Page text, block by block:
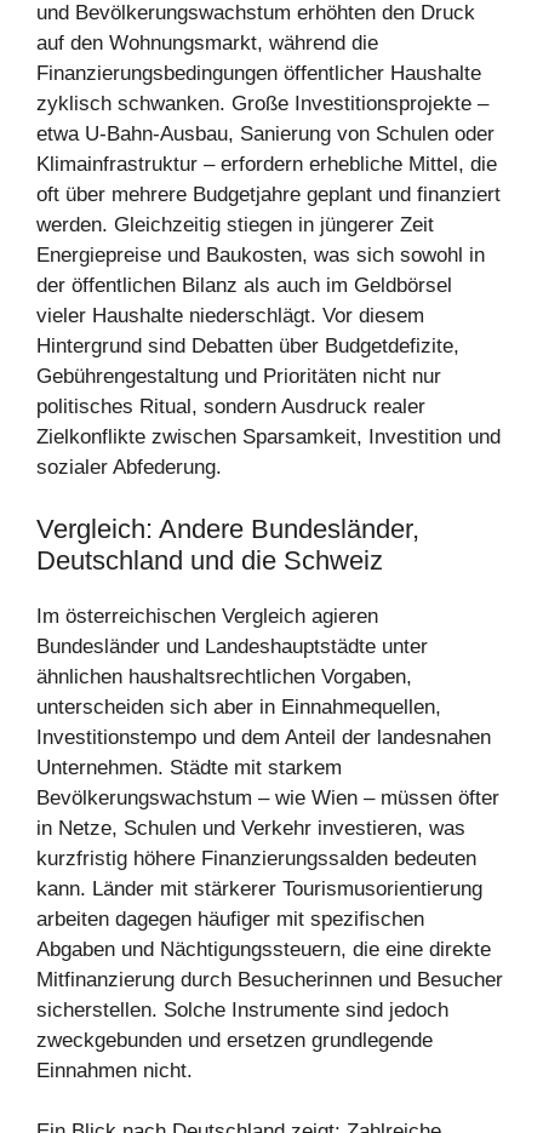
und Bevölkerungswachstum erhöhten den Druck
auf den Wohnungsmarkt, während die
Finanzierungsbedingungen öffentlicher Haushalte
zyklisch schwanken. Große Investitionsprojekte –
etwa U‑Bahn‑Ausbau, Sanierung von Schulen oder
Klimainfrastruktur – erfordern erhebliche Mittel, die
oft über mehrere Budgetjahre geplant und finanziert
werden. Gleichzeitig stiegen in jüngerer Zeit
Energiepreise und Baukosten, was sich sowohl in
der öffentlichen Bilanz als auch im Geldbörsel
vieler Haushalte niederschlägt. Vor diesem
Hintergrund sind Debatten über Budgetdefizite,
Gebührengestaltung und Prioritäten nicht nur
politisches Ritual, sondern Ausdruck realer
Zielkonflikte zwischen Sparsamkeit, Investition und
sozialer Abfederung.
Vergleich: Andere Bundesländer,
Deutschland und die Schweiz
Im österreichischen Vergleich agieren
Bundesländer und Landeshauptstädte unter
ähnlichen haushaltsrechtlichen Vorgaben,
unterscheiden sich aber in Einnahmequellen,
Investitionstempo und dem Anteil der landesnahen
Unternehmen. Städte mit starkem
Bevölkerungswachstum – wie Wien – müssen öfter
in Netze, Schulen und Verkehr investieren, was
kurzfristig höhere Finanzierungssalden bedeuten
kann. Länder mit stärkerer Tourismusorientierung
arbeiten dagegen häufiger mit spezifischen
Abgaben und Nächtigungssteuern, die eine direkte
Mitfinanzierung durch Besucherinnen und Besucher
sicherstellen. Solche Instrumente sind jedoch
zweckgebunden und ersetzen grundlegende
Einnahmen nicht.